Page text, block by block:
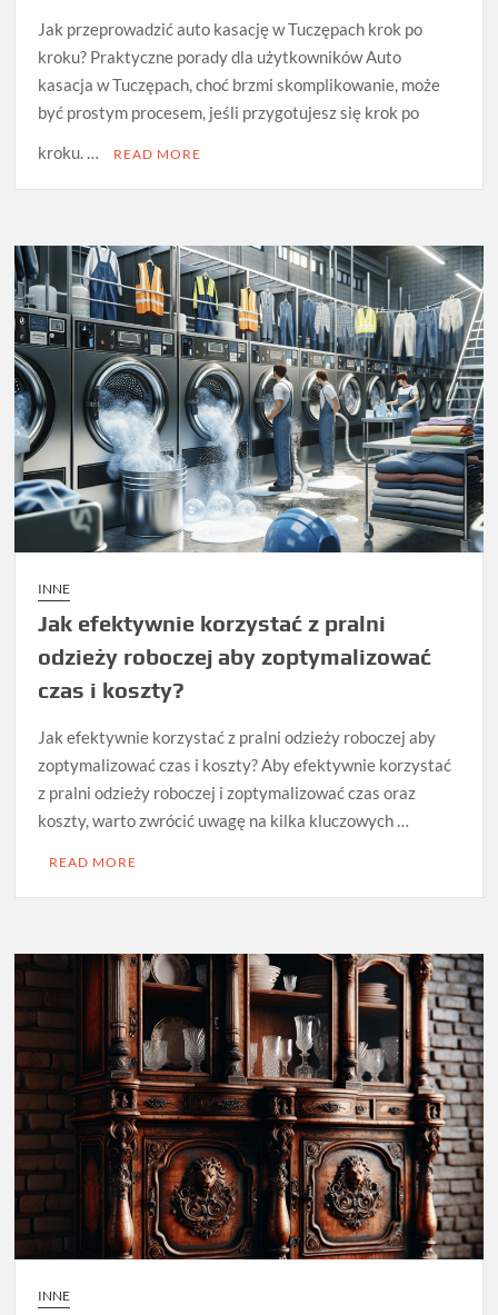
Jak przeprowadzić auto kasację w Tuczępach krok po
kroku? Praktyczne porady dla użytkowników Auto
kasacja w Tuczępach, choć brzmi skomplikowanie, może
być prostym procesem, jeśli przygotujesz się krok po
kroku. …
READ MORE
INNE
Jak efektywnie korzystać z pralni
odzieży roboczej aby zoptymalizować
czas i koszty?
Jak efektywnie korzystać z pralni odzieży roboczej aby
zoptymalizować czas i koszty? Aby efektywnie korzystać
z pralni odzieży roboczej i zoptymalizować czas oraz
koszty, warto zwrócić uwagę na kilka kluczowych …
READ MORE
INNE